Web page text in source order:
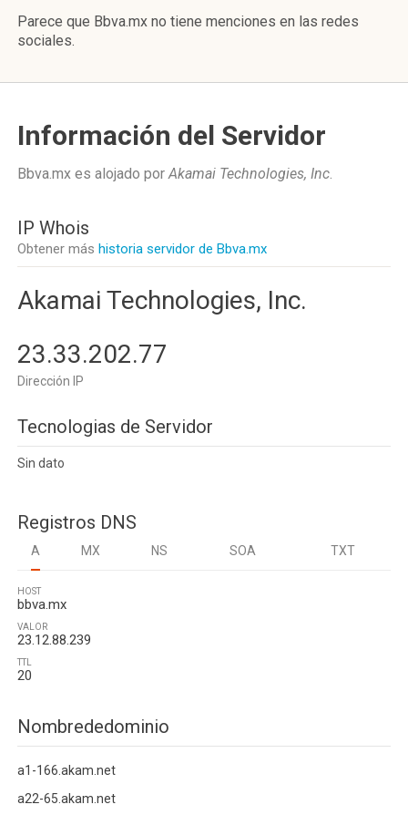
Parece que Bbva.mx no tiene menciones en las redes
sociales.
Información del Servidor
Bbva.mx es alojado porAkamai Technologies, Inc.
IP Whois
Obtener más historia servidor de Bbva.mx
Akamai Technologies, Inc.
23.33.202.77
Dirección IP
Tecnologias de Servidor
Sin dato
Registros DNS
A MX NS SOA TXT
HOST
bbva.mx
VALOR
23.12.88.239
TTL
20
Nombrededominio
a1-166.akam.net
a22-65.akam.net